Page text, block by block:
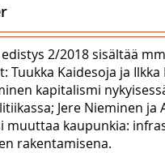
2/2018 sisältää
Tuukka Kaidesoja ja
kapitalismi
Jere Nieminen ja
muuttaa kaupunkia:
rakentamisena.